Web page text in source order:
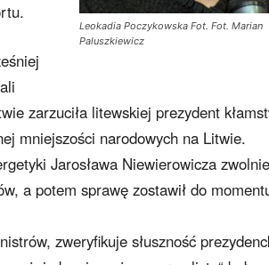
Leokadia Poczykowska Fot. Fot. Marian
Paluszkiewicz
zarzuciła litewskiej prezydent
mniejszości narodowych na Litwie.
Jarosława Niewierowicza
a potem sprawę zostawił do
zweryfikuje słuszność